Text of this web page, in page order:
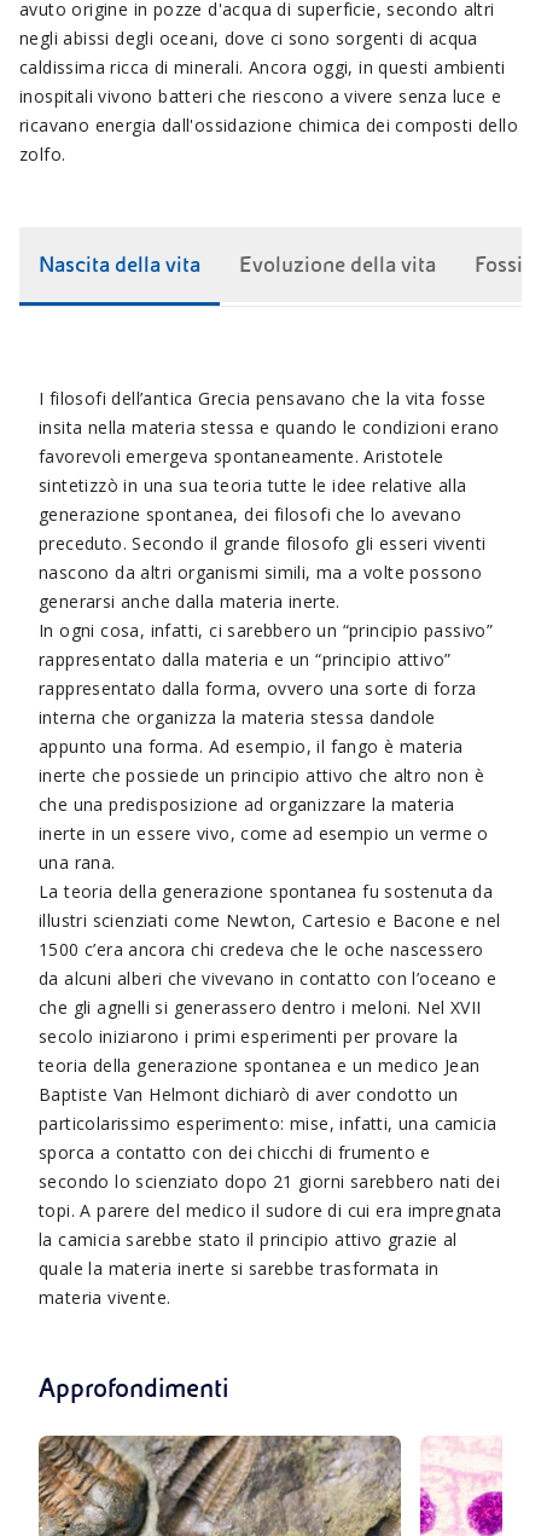
avuto origine in pozze d'acqua di superficie, secondo altri
negli abissi degli oceani, dove ci sono sorgenti di acqua
caldissima ricca di minerali. Ancora oggi, in questi ambienti
inospitali vivono batteri che riescono a vivere senza luce e
ricavano energia dall'ossidazione chimica dei composti dello
zolfo.
Nascita della vita Evoluzione della vita Fossili
I filosofi dell’antica Grecia pensavano che la vita fosse
insita nella materia stessa e quando le condizioni erano
favorevoli emergeva spontaneamente. Aristotele
sintetizzò in una sua teoria tutte le idee relative alla
generazione spontanea, dei filosofi che lo avevano
preceduto. Secondo il grande filosofo gli esseri viventi
nascono da altri organismi simili, ma a volte possono
generarsi anche dalla materia inerte.
In ogni cosa, infatti, ci sarebbero un “principio passivo”
rappresentato dalla materia e un “principio attivo”
rappresentato dalla forma, ovvero una sorte di forza
interna che organizza la materia stessa dandole
appunto una forma. Ad esempio, il fango è materia
inerte che possiede un principio attivo che altro non è
che una predisposizione ad organizzare la materia
inerte in un essere vivo, come ad esempio un verme o
una rana.
La teoria della generazione spontanea fu sostenuta da
illustri scienziati come Newton, Cartesio e Bacone e nel
1500 c’era ancora chi credeva che le oche nascessero
da alcuni alberi che vivevano in contatto con l’oceano e
che gli agnelli si generassero dentro i meloni. Nel XVII
secolo iniziarono i primi esperimenti per provare la
teoria della generazione spontanea e un medico Jean
Baptiste Van Helmont dichiarò di aver condotto un
particolarissimo esperimento: mise, infatti, una camicia
sporca a contatto con dei chicchi di frumento e
secondo lo scienziato dopo 21 giorni sarebbero nati dei
topi. A parere del medico il sudore di cui era impregnata
la camicia sarebbe stato il principio attivo grazie al
quale la materia inerte si sarebbe trasformata in
materia vivente.
Approfondimenti